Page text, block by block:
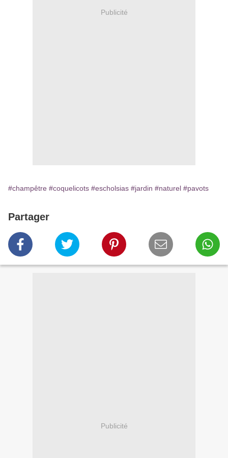
Publicité
#champêtre #coquelicots #escholsias #jardin #naturel #pavots
Partager
Publicité